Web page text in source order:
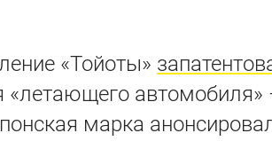
«Тойоты»
автомобиля»
марка